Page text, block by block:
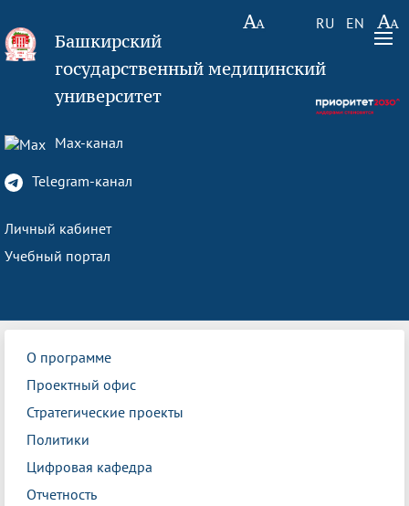
RU EN
Башкирский
государственный медицинский
университет
Max-канал
Telegram-канал
Личный кабинет
Учебный портал
О программе
Проектный офис
Стратегические проекты
Политики
Цифровая кафедра
Отчетность